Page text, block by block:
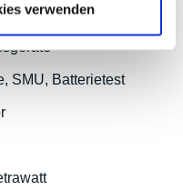
verwenden
SMU, Batterietest